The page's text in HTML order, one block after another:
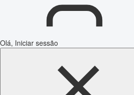
Olá, Iniciar sessão